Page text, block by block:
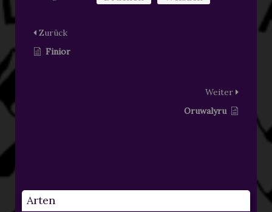
Arten
Zurück
Finior
Weiter
Oruwalyru